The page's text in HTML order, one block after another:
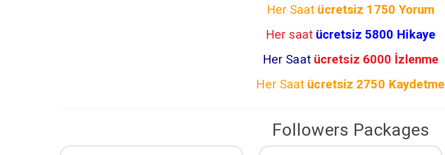
Her Saat ücretsiz 1750 Yorum
Her saat ücretsiz 5800 Hikaye
Her Saat ücretsiz 6000 İzlenme
Her Saat ücretsiz 2750 Kaydetme
Followers Packages